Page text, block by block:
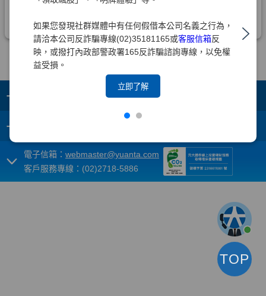
如果您發現社群媒體中有任何假借本公司名義之行為，
請洽本公司反詐騙專線(02)35181165或客服信箱反
映，或撥打內政部警政署165反詐騙諮詢專線，以免權
益受損。
立即了解
+
+
電子信箱： webmaster@yuanta.com
客戶服務專線：(02)2718-5886
TOP